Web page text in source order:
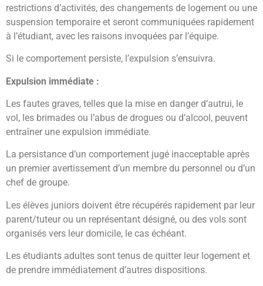
restrictions d’activités, des changements de logement ou une
suspension temporaire et seront communiquées rapidement
à l’étudiant, avec les raisons invoquées par l’équipe.
Si le comportement persiste, l’expulsion s’ensuivra.
Expulsion immédiate :
Les fautes graves, telles que la mise en danger d’autrui, le
vol, les brimades ou l’abus de drogues ou d’alcool, peuvent
entraîner une expulsion immédiate.
La persistance d’un comportement jugé inacceptable après
un premier avertissement d’un membre du personnel ou d’un
chef de groupe.
Les élèves juniors doivent être récupérés rapidement par leur
parent/tuteur ou un représentant désigné, ou des vols sont
organisés vers leur domicile, le cas échéant.
Les étudiants adultes sont tenus de quitter leur logement et
de prendre immédiatement d’autres dispositions.